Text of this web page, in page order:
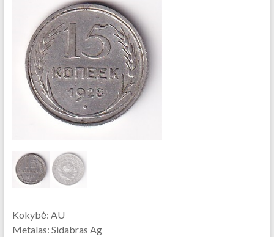
Kokybė: AU
Metalas: Sidabras Ag